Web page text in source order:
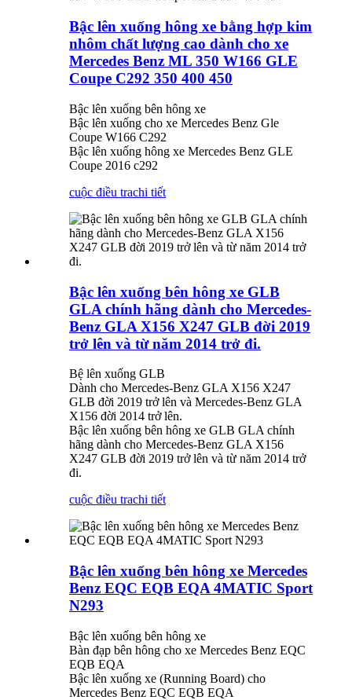
Bậc lên xuống hông xe bằng hợp kim
nhôm chất lượng cao dành cho xe
Mercedes Benz ML 350 W166 GLE
Coupe C292 350 400 450
Bậc lên xuống bên hông xe
Bậc lên xuống cho xe Mercedes Benz Gle
Coupe W166 C292
Bậc lên xuống hông xe Mercedes Benz GLE
Coupe 2016 c292
cuộc điều trachi tiết
Bậc lên xuống bên hông xe GLB
GLA chính hãng dành cho Mercedes-
Benz GLA X156 X247 GLB đời 2019
trở lên và từ năm 2014 trở đi.
Bệ lên xuống GLB
Dành cho Mercedes-Benz GLA X156 X247
GLB đời 2019 trở lên và Mercedes-Benz GLA
X156 đời 2014 trở lên.
Bậc lên xuống bên hông xe GLB GLA chính
hãng dành cho Mercedes-Benz GLA X156
X247 GLB đời 2019 trở lên và từ năm 2014 trở
đi.
cuộc điều trachi tiết
Bậc lên xuống bên hông xe Mercedes
Benz EQC EQB EQA 4MATIC Sport
N293
Bậc lên xuống bên hông xe
Bàn đạp bên hông cho xe Mercedes Benz EQC
EQB EQA
Bậc lên xuống xe (Running Board) cho
Mercedes Benz EQC EQB EQA